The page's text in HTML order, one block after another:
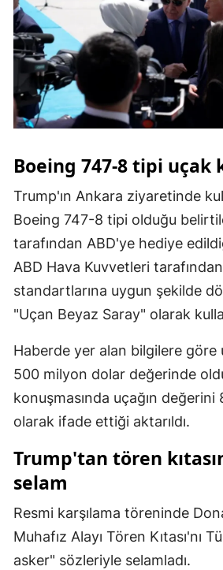
Samsun
Siirt
Sinop
Sivas
Tekirdağ
Tokat
Trabzon
Tunceli
Şanlıurfa
Uşak
Van
Yozgat
Zonguldak
Karaman
Kırıkkale
Boeing 747-8 tipi uçak
Trump'ın Ankara ziyaretinde
Boeing 747-8 tipi olduğu
tarafından ABD'ye hediye
ABD Hava Kuvvetleri
standartlarına uygun şekilde
"Uçan Beyaz Saray" olarak
Haberde yer alan bilgilere göre
500 milyon dolar değerinde
konuşmasında uçağın
olarak ifade ettiği aktarıldı.
Trump'tan tören
selam
Resmi karşılama töreninde
Muhafız Alayı Tören Kıtası'nı
asker" sözleriyle selamladı.